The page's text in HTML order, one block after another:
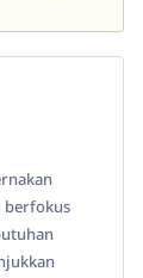
berfokus